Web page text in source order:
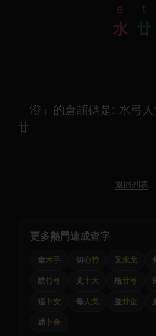
e
水
t
廿
「澄」的倉頡碼是: 水弓
廿
返回列表
更多熱門速成查字
韋木手 切心竹 叉 水戈
航竹弓 丈十大 瓶廿弓
巡 卜女 每人戈 並廿金
述 卜金